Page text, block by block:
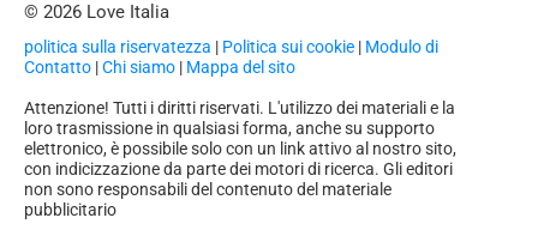
© 2026 Love Italia
politica sulla riservatezza | Politica sui cookie | Modulo di
Contatto |Chi siamo | Mappa del sito
Attenzione! Tutti i diritti riservati. L'utilizzo dei materiali e la
loro trasmissione in qualsiasi forma, anche su supporto
elettronico, è possibile solo con un link attivo al nostro sito,
con indicizzazione da parte dei motori di ricerca. Gli editori
non sono responsabili del contenuto del materiale
pubblicitario